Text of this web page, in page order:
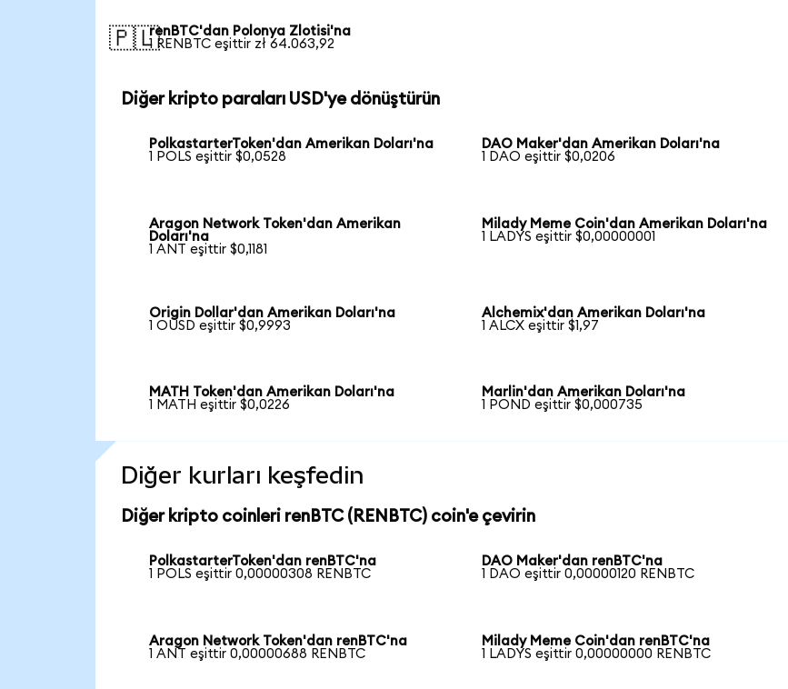
🇵🇱renBTC'dan Polonya Zlotisi'na
1 RENBTC eşittir zł 64.063,92
Diğer kripto paraları USD'ye dönüştürün
PolkastarterToken'dan Amerikan Doları'na
1 POLS eşittir $0,0528
DAO Maker'dan Amerikan Doları'na
1 DAO eşittir $0,0206
Aragon Network Token'dan Amerikan
Doları'na
1 ANT eşittir $0,1181
Milady Meme Coin'dan Amerikan Doları'na
1 LADYS eşittir $0,00000001
Origin Dollar'dan Amerikan Doları'na
1 OUSD eşittir $0,9993
Alchemix'dan Amerikan Doları'na
1 ALCX eşittir $1,97
MATH Token'dan Amerikan Doları'na
1 MATH eşittir $0,0226
Marlin'dan Amerikan Doları'na
1 POND eşittir $0,000735
Diğer kurları keşfedin
Diğer kripto coinleri renBTC (RENBTC) coin'e çevirin
PolkastarterToken'dan renBTC'na
1 POLS eşittir 0,00000308 RENBTC
DAO Maker'dan renBTC'na
1 DAO eşittir 0,00000120 RENBTC
Aragon Network Token'dan renBTC'na
1 ANT eşittir 0,00000688 RENBTC
Milady Meme Coin'dan renBTC'na
1 LADYS eşittir 0,00000000 RENBTC